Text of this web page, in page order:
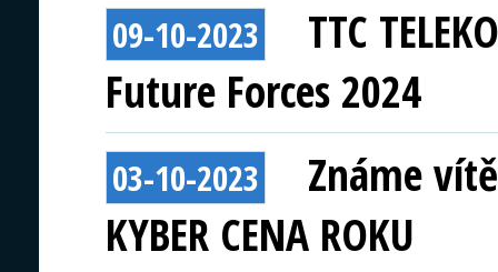
09-10-2023
TTC
Future Forces 2024
03-10-2023
Známe
KYBER CENA ROKU